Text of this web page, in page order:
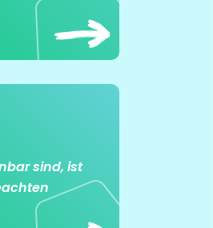
sind, ist